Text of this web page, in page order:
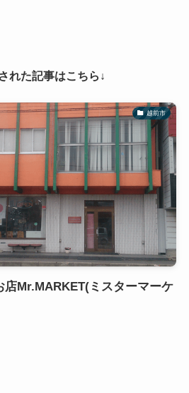
れた記事はこちら↓
越前市
店Mr.MARKET(ミスターマーケ